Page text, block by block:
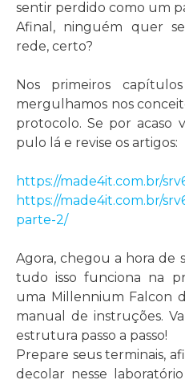
sentir perdido como um
Afinal, ninguém quer
rede, certo?
Nos primeiros
mergulhamos nos
protocolo. Se por acaso
pulo lá e revise os artigos:
https://made4it.com.br/
https://made4it.com.br/
parte-2/
Agora, chegou a hora de
tudo isso funciona na
uma Millennium Falcon
manual de instruções.
estrutura passo a passo!
Prepare seus terminais,
decolar nesse